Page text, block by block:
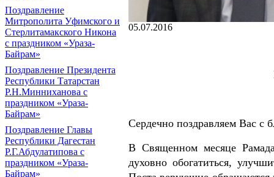
Поздравление
Митрополита Уфимского и
Стерлитамакского Никона
с праздником «Ураза-
Байрам»
Поздравление Президента
Республики Татарстан
Р.Н.Минниханова с
праздником «Ураза-
Байрам»
Поздравление Главы
Республики Дагестан
Р.Г.Абдулатипова с
праздником «Ураза-
Байрам»
05.07.2016
Сердечно поздравляем Вас с
В Священном месяце
духовно обогатиться,